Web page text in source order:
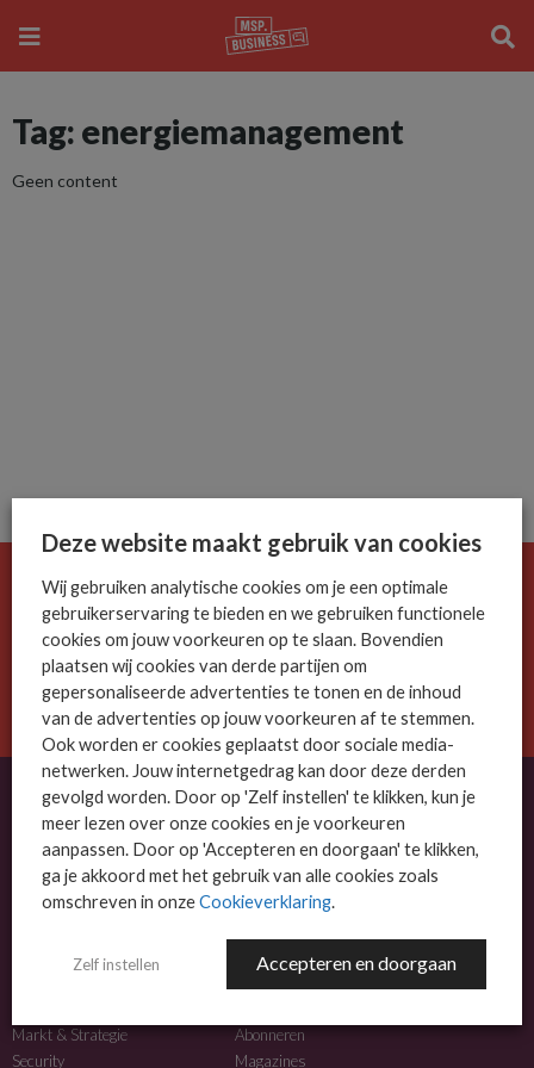
Tag: energiemanagement
Geen content
De ICT-wereld is snel. Mis niets.
Meld je nu aan voor de MSP Business nieuwsbrief.
AANMELDEN
OVER MSP BUSINESS
MSP Business is het kennisplatform voor IT-dienstverleners met MKB-focus.
NIEUWS
Markt & Strategie
Security
MEER INFO
Abonneren
Magazines
Deze website maakt gebruik van cookies
Wij gebruiken analytische cookies om je een optimale
gebruikerservaring te bieden en we gebruiken functionele
cookies om jouw voorkeuren op te slaan. Bovendien
plaatsen wij cookies van derde partijen om
gepersonaliseerde advertenties te tonen en de inhoud
van de advertenties op jouw voorkeuren af te stemmen.
Ook worden er cookies geplaatst door sociale media-
netwerken. Jouw internetgedrag kan door deze derden
gevolgd worden. Door op 'Zelf instellen' te klikken, kun je
meer lezen over onze cookies en je voorkeuren
aanpassen. Door op 'Accepteren en doorgaan' te klikken,
ga je akkoord met het gebruik van alle cookies zoals
omschreven in onzeCookieverklaring.
Zelf instellen Accepteren en doorgaan